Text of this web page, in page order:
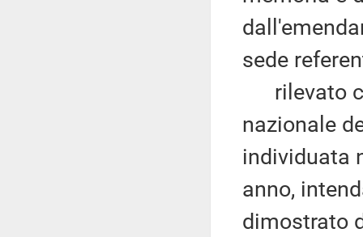
sede
rilevato
nazionale
individuata
anno,
dimostrato